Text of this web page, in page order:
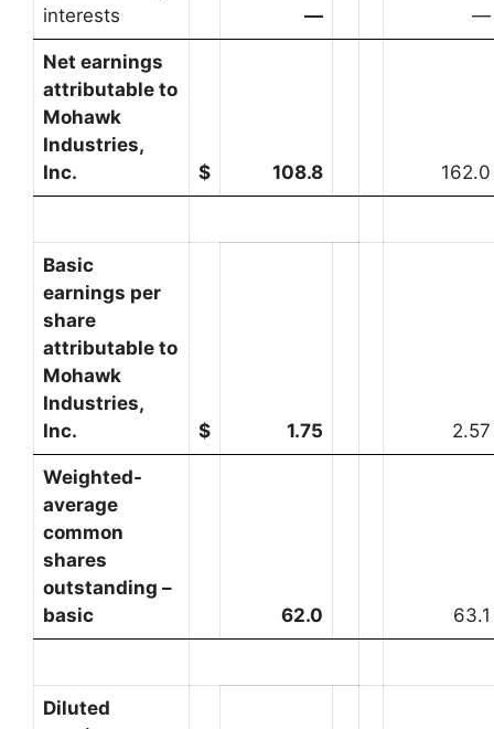
interests
— —
Net earnings
attributable to
Mohawk
Industries,
Inc.
$ 108.8 162.0
Basic
earnings per
share
attributable to
Mohawk
Industries,
Inc.
$ 1.75 2.57
Weighted-
average
common
shares
outstanding –
basic
62.0 63.1
Diluted